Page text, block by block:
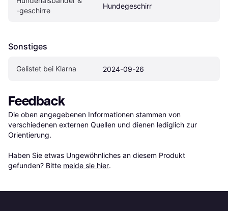
-geschirre
Hundegeschirr
Sonstiges
Gelistet bei Klarna 2024-09-26
Feedback
Die oben angegebenen Informationen stammen von
verschiedenen externen Quellen und dienen lediglich zur
Orientierung.
Haben Sie etwas Ungewöhnliches an diesem Produkt
gefunden? Bitte melde sie hier.